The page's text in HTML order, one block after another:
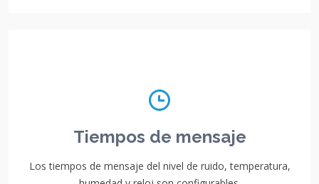
Tiempos de mensaje
Los tiempos de mensaje del nivel de ruido, temperatura,